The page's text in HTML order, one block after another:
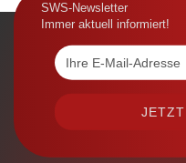
SWS-Newsletter
Immer aktuell informiert!